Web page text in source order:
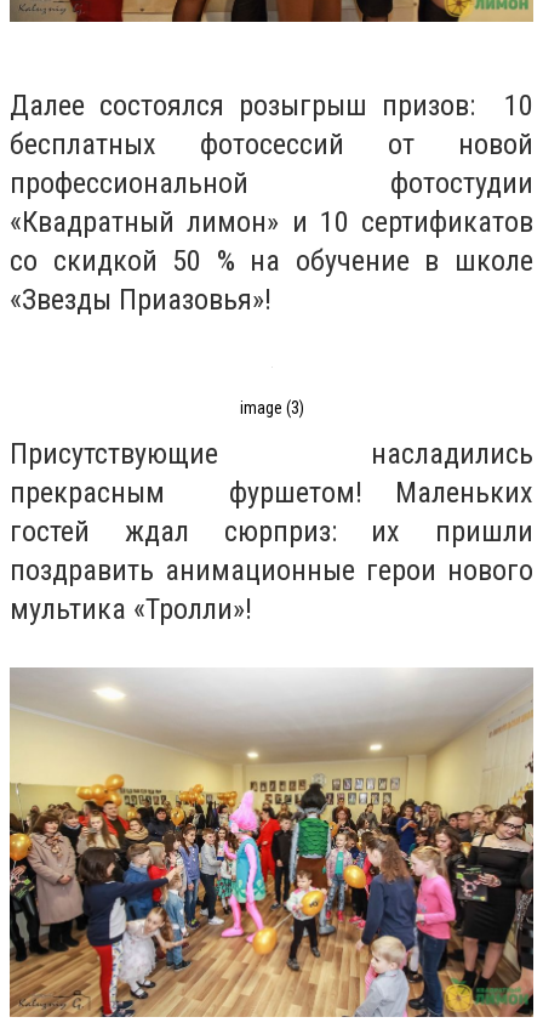
Далее состоялся розыгрыш призов: 10
бесплатных фотосессий от новой
профессиональной фотостудии
«Квадратный лимон» и 10 сертификатов
со скидкой 50 % на обучение в школе
«Звезды Приазовья»!
image (3)
Присутствующие насладились
прекрасным фуршетом! Маленьких
гостей ждал сюрприз: их пришли
поздравить анимационные герои нового
мультика «Тролли»!